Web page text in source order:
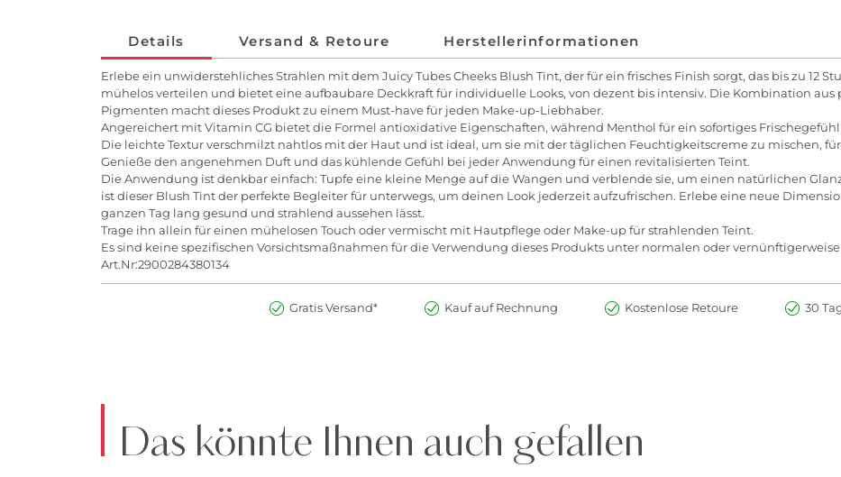
Details Versand & Retoure Herstellerinformationen
Erlebe ein unwiderstehliches Strahlen mit dem Juicy Tubes Cheeks Blush Tint, der für ein frisches Finish sorgt, das bis zu 12
mühelos verteilen und bietet eine aufbaubare Deckkraft für individuelle Looks, von dezent bis intensiv. Die Kombination
Pigmenten macht dieses Produkt zu einem Must-have für jeden Make-up-Liebhaber.
Angereichert mit Vitamin CG bietet die Formel antioxidative Eigenschaften, während Menthol für ein sofortiges
Die leichte Textur verschmilzt nahtlos mit der Haut und ist ideal, um sie mit der täglichen Feuchtigkeitscreme zu mischen,
Genieße den angenehmen Duft und das kühlende Gefühl bei jeder Anwendung für einen revitalisierten Teint.
Die Anwendung ist denkbar einfach: Tupfe eine kleine Menge auf die Wangen und verblende sie, um einen natürlichen
ist dieser Blush Tint der perfekte Begleiter für unterwegs, um deinen Look jederzeit aufzufrischen. Erlebe eine neue
ganzen Tag lang gesund und strahlend aussehen lässt.
Trage ihn allein für einen mühelosen Touch oder vermischt mit Hautpflege oder Make-up für strahlenden Teint.
Es sind keine spezifischen Vorsichtsmaßnahmen für die Verwendung dieses Produkts unter normalen oder
Art.Nr:2900284380134
Gratis Versand* Kauf auf Rechnung Kostenlose Retoure 30
Das könnte Ihnen auch gefallen